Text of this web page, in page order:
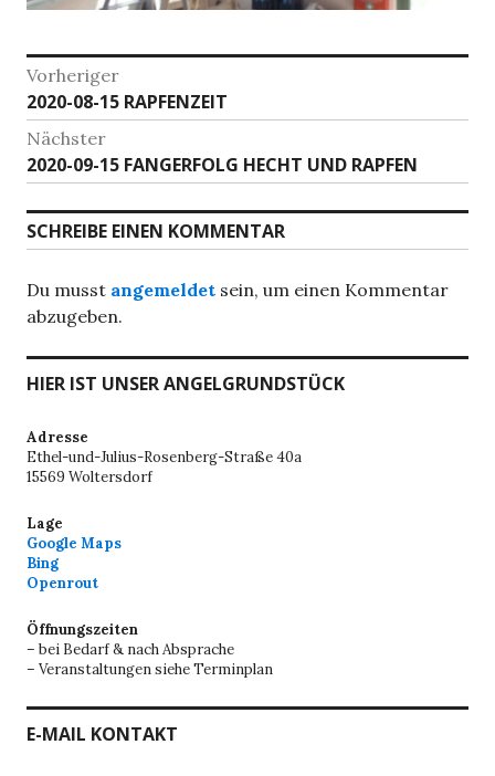
Beitragsnavigation
Vorheriger
Vorheriger
Beitrag:
2020-08-15 RAPFENZEIT
Nächster
Nächster
Beitrag:
2020-09-15 FANGERFOLG HECHT UND RAPFEN
SCHREIBE EINEN KOMMENTAR
Du musst angemeldet sein, um einen Kommentar
abzugeben.
HIER IST UNSER ANGELGRUNDSTÜCK
Adresse
Ethel-und-Julius-Rosenberg-Straße 40a
15569 Woltersdorf
Lage
Google Maps
Bing
Openrout
Öffnungszeiten
– bei Bedarf & nach Absprache
– Veranstaltungen siehe Terminplan
E-MAIL KONTAKT